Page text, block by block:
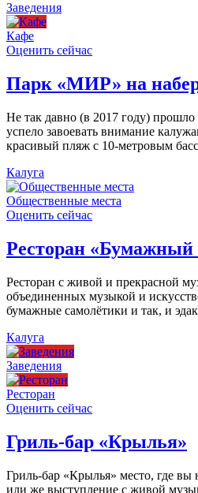
Заведения
Кафе
Оценить сейчас
Парк «МИР» на
Не так давно (в 2017 году)
успело завоевать внимание
красивый пляж с 10-метровым
Калуга
Общественные места
Оценить сейчас
Ресторан «Бумажный
Ресторан с живой и прекрасной
объединенных музыкой и
бумажные самолётики и так, и
Калуга
Заведения
Ресторан
Оценить сейчас
Гриль-бар «Крылья»
Гриль-бар «Крылья» место, где вы
или же выступление с живой